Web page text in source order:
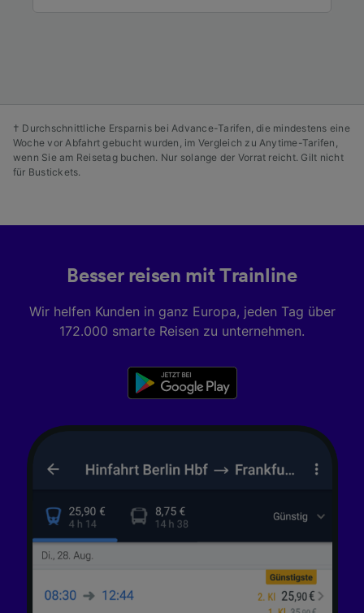
† Durchschnittliche Ersparnis bei Advance-Tarifen, die mindestens eine
Woche vor Abfahrt gebucht wurden, im Vergleich zu Anytime-Tarifen,
wenn Sie am Reisetag buchen. Nur solange der Vorrat reicht. Gilt nicht
für Bustickets.
Besser reisen mit Trainline
Wir helfen Kunden in ganz Europa, jeden Tag über
172.000 smarte Reisen zu unternehmen.
Verwendung genauer Standortdaten.
Entwicklung und Verbesserung von
Angeboten.
Liste der Partner (Lieferanten)